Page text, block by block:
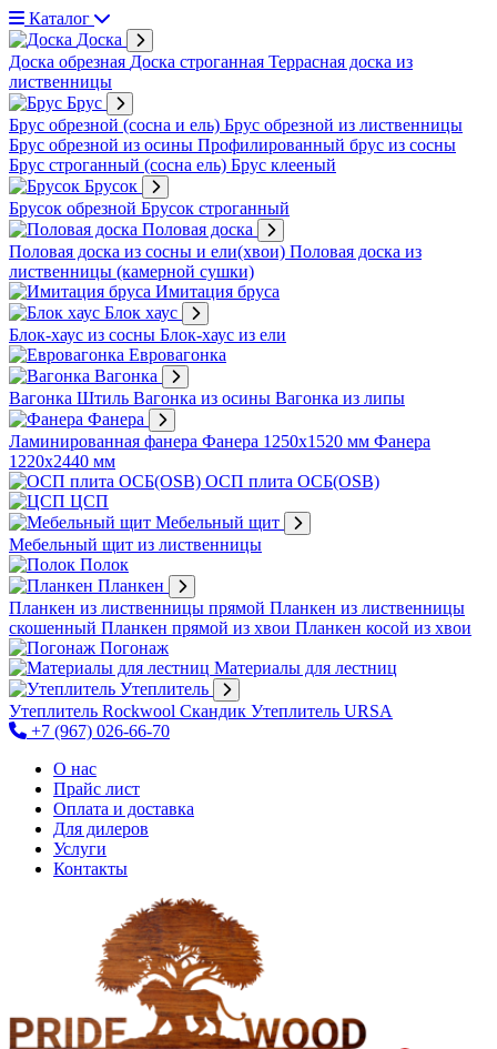
Каталог
Доска
Доска обрезная Доска строганная Террасная доска из
лиственницы
Брус
Брус обрезной (сосна и ель) Брус обрезной из лиственницы
Брус обрезной из осины Профилированный брус из сосны
Брус строганный (сосна ель) Брус клееный
Брусок
Брусок обрезной Брусок строганный
Половая доска
Половая доска из сосны и ели(хвои) Половая доска из
лиственницы (камерной сушки)
Имитация бруса
Блок хаус
Блок-хаус из сосны Блок-хаус из ели
Евровагонка
Вагонка
Вагонка Штиль Вагонка из осины Вагонка из липы
Фанера
Ламинированная фанера Фанера 1250х1520 мм Фанера
1220х2440 мм
ОСП плита ОСБ(OSB)
ЦСП
Мебельный щит
Мебельный щит из лиственницы
Полок
Планкен
Планкен из лиственницы прямой Планкен из лиственницы
скошенный Планкен прямой из хвои Планкен косой из хвои
Погонаж
Материалы для лестниц
Утеплитель
Утеплитель Rockwool Скандик Утеплитель URSA
+7 (967) 026-66-70
О нас
Прайс лист
Оплата и доставка
Для дилеров
Услуги
Контакты